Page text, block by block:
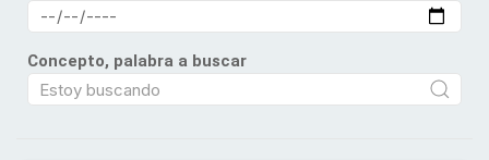
Concepto, palabra a buscar